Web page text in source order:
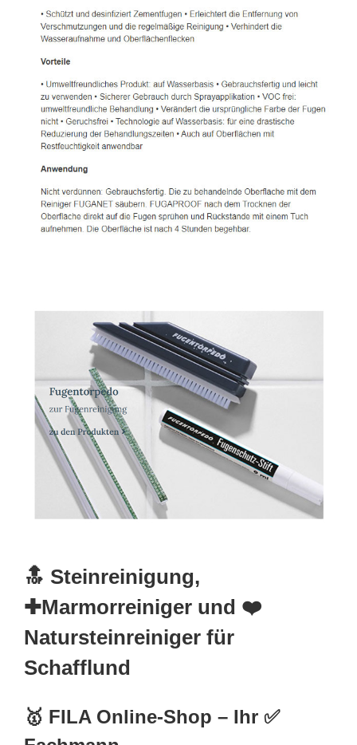
🔝 Steinreinigung,
✚Marmorreiniger und ❤️
Natursteinreiniger für
Schafflund
🥇 FILA Online-Shop – Ihr ✅